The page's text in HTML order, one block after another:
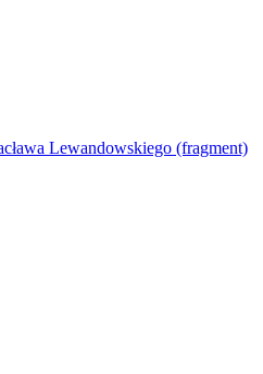
Lewandowskiego (fragment)